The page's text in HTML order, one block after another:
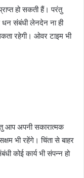
हो सकती हैं। परंतु
संबंधी लेनदेन ना ही
रहेगी। ओवर टाइम भी
आप अपनी सकारात्मक
भी रहेंगे। चिंता से बाहर
कोई कार्य भी संपन्न हो